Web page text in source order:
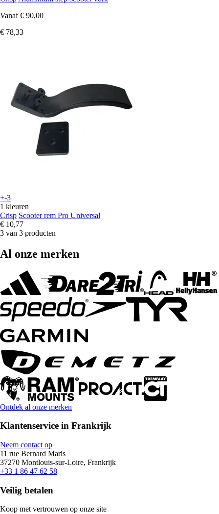
Vanaf € 90,00
€ 78,33
+-3
1 kleuren
Crisp Scooter rem Pro Universal
€ 10,77
3 van 3 producten
Al onze merken
Ontdek al onze merken
Klantenservice in Frankrijk
Neem contact op
11 rue Bernard Maris
37270 Montlouis-sur-Loire, Frankrijk
+33 1 86 47 62 58
Veilig betalen
Koop met vertrouwen op onze site